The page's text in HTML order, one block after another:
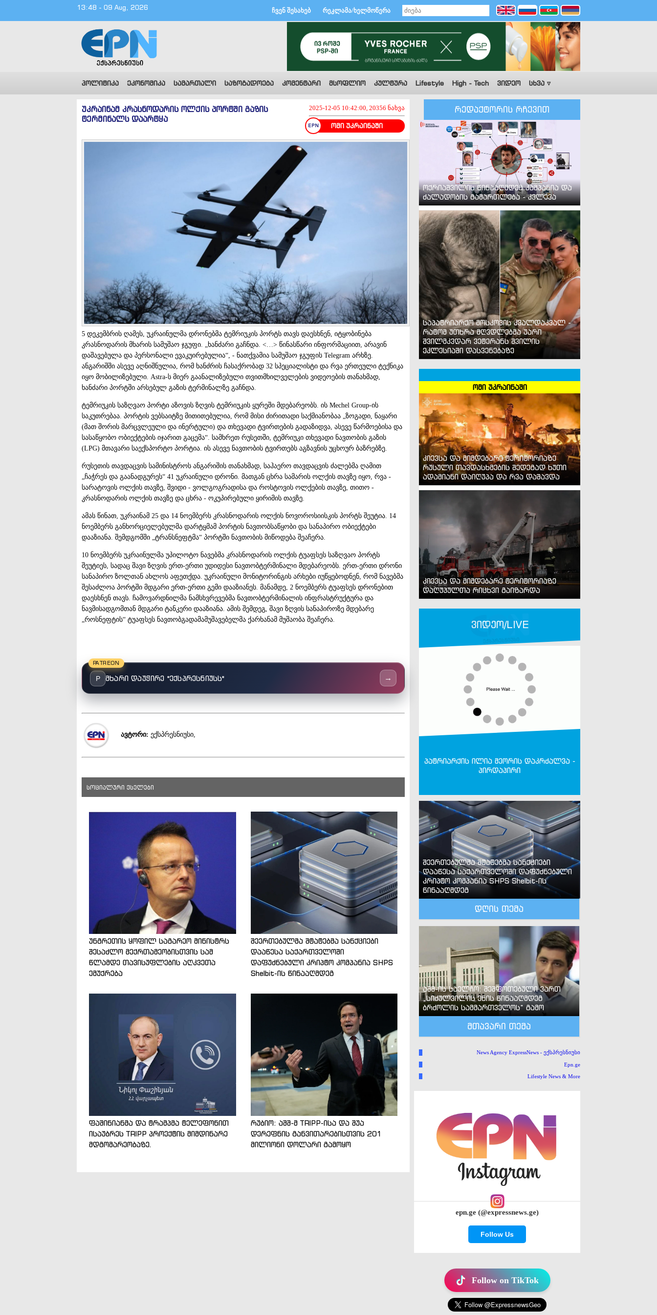
13:48 - 09 Aug, 2026 ჩვენ შესახებ რეკლამა/ხელმოწერა
პოლიტიკა ეკონომიკა სამართალი საზოგადოება კომენტარი მსოფლიო კულტურა Lifestyle High - Tech ვიდეო სხვა ▿
2025-12-05 10:42:00, 20356 ნახვა
ომი უკრაინაში
უკრაინამ კრასნოდარის ოლქის პორტში გაზის
ტერმინალს დაარტყა
5 დეკემბრის ღამეს, უკრაინულმა დრონებმა ტემრიუკის პორტს თავს დაესხნენ, იტყობინება
კრასნოდარის მხარის სამუშაო ჯგუფი. „ხანძარი გაჩნდა. <…> წინასწარი ინფორმაციით, არავინ
დაშავებულა და პერსონალი ევაკუირებულია“, - ნათქვამია სამუშაო ჯგუფის Telegram არხზე.
ანგარიშში ასევე აღნიშნულია, რომ ხანძრის ჩასაქრობად 32 სპეციალისტი და რვა ერთეული ტექნიკა
იყო მობილიზებული. Astra-ს მიერ გაანალიზებული თვითმხილველების ვიდეოების თანახმად,
ხანძარი პორტში არსებულ გაზის ტერმინალზე გაჩნდა.
ტემრიუკის საზღვაო პორტი აზოვის ზღვის ტემრიუკის ყურეში მდებარეობს. ის Mechel Group-ის
საკუთრებაა. პორტის ვებსაიტზე მითითებულია, რომ მისი ძირითადი საქმიანობაა „ზოგადი, ნაყარი
(მათ შორის მარცვლეული და ინერტული) და თხევადი ტვირთების გადაზიდვა, ასევე წარმოებისა და
სასაწყობო ობიექტების იჯარით გაცემა“. სამხრეთ რუსეთში, ტემრიუკი თხევადი ნავთობის გაზის
(LPG) მთავარი საექსპორტო პორტია. ის ასევე ნავთობის ტვირთებს აგზავნის უცხოურ ბაზრებზე.
რუსეთის თავდაცვის სამინისტროს ანგარიშის თანახმად, საჰაერო თავდაცვის ძალებმა ღამით
„ჩაჭრეს და გაანადგურეს“ 41 უკრაინული დრონი. მათგან ცხრა სამარის ოლქის თავზე იყო, რვა -
სარატოვის ოლქის თავზე, შვიდი - ვოლგოგრადისა და როსტოვის ოლქების თავზე, თითო -
კრასნოდარის ოლქის თავზე და ცხრა - ოკუპირებული ყირიმის თავზე.
ამას წინათ, უკრაინამ 25 და 14 ნოემბერს კრასნოდარის ოლქის ნოვოროსიისკის პორტს შეუტია. 14
ნოემბერს განხორციელებულმა დარტყმამ პორტის ნავთობსაწყობი და სანაპირო ობიექტები
დააზიანა. შემდგომში „ტრანსნეფტმა“ პორტში ნავთობის მიწოდება შეაჩერა.
10 ნოემბერს უკრაინულმა უპილოტო ნავებმა კრასნოდარის ოლქის ტუაფსეს საზღვაო პორტს
შეუტიეს, სადაც შავი ზღვის ერთ-ერთი უდიდესი ნავთობტერმინალი მდებარეობს. ერთ-ერთი დრონი
სანაპირო ზოლთან ახლოს აფეთქდა. უკრაინული მონიტორინგის არხები იუწყებოდნენ, რომ ნავებმა
შესაძლოა პორტში მდგარი ერთ-ერთი გემი დააზიანეს. მანამდე, 2 ნოემბერს ტუაფსეს დრონებით
დაესხნენ თავს. ჩამოვარდნილმა ნამსხვრევებმა ნავთობტერმინალის ინფრასტრუქტურა და
ნავმისადგომთან მდგარი ტანკერი დააზიანა. ამის შემდეგ, შავი ზღვის სანაპიროზე მდებარე
„როსნეფტის“ ტუაფსეს ნავთობგადამამუშავებელმა ქარხანამ მუშაობა შეაჩერა.
PATREON
P მხარი დაუჭირე "ექსპრესნიუსს" →
ავტორი: ექსპრესნიუსი,
სოციალური ქსელები
უნგრეთის ყოფილ საგარეო მინისტრს
შესაძლო მექრთამეობისთვის სამ
წლამდე თავისუფლების აღკვეთა
ემუქრება
შეერთებულმა შტატებმა სანქციები
დააწესა საქართველოში
დაფუძნებული კრიპტო კომპანია SHPS
Shelbit-ის წინააღმდეგ
ფაშინიანმა და ტრამპმა ტელეფონით
ისაუბრეს TRIPP პროექტის მიმდინარე
მდგომარეობაზე.
რუბიო: აშშ-მ TRIPP-ისა და შუა
დერეფნის განვითარებისთვის 201
მილიონი დოლარი გამოყო
რედაქტორის რჩევით
ოქრიაშვილის წინააღმდეგ კამპანია და
ძალადობის გამართლება - კვლევა
საპატრიარქო მოსკოვის კვალდაკვალ -
რატომ უთხრა მღვდლებმა უარი
შვილმკვდარ ვეტერანს შვილის
ეკლესიაში დასვენებაზე
ომი უკრაინაში
კიევსა და მიმდებარე ტერიტორიაზე
რუსული თავდასხმების შედეგად ხუთი
ადამიანი დაიღუპა და რვა დაშავდა
კიევსა და მიმდებარე ტერიტორიაზე
დაღუპულთა რიცხვი გაიზარდა
ვიდეო/LIVE
პატრიარქის ილია მეორის დაკრძალვა -
პირდაპირი
შეერთებულმა შტატებმა სანქციები
დააწესა საქართველოში დაფუძნებული
კრიპტო კომპანია SHPS Shelbit-ის
წინააღმდეგ
დღის თემა
აშშ-ის საელჩო: შეშფოთებული ვართ
„სიძულვილის ენის წინააღმდეგ
ბრძოლის სამმართველოს“ გამო
მთავარი თემა
News Agency ExpressNews - ექსპრესნიუსი
Epn.ge
Lifestyle News & More
epn.ge (@expressnews.ge)
Follow Us
Follow on TikTok